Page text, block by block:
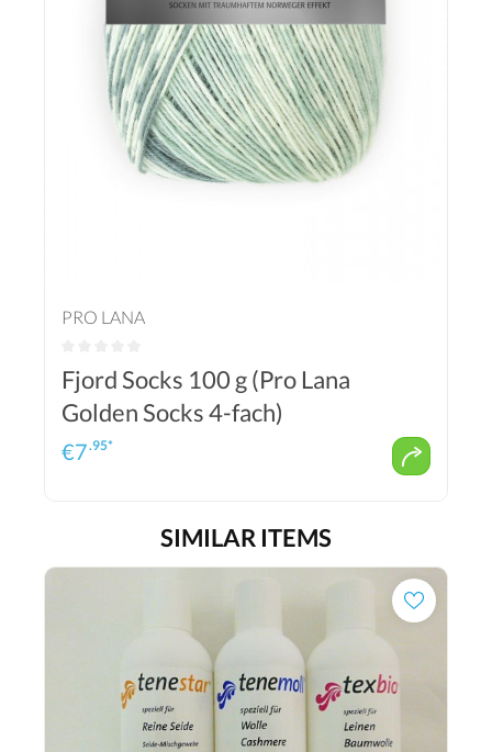
PRO LANA
Fjord Socks 100 g (Pro Lana
Golden Socks 4-fach)
€7.95*
SIMILAR ITEMS